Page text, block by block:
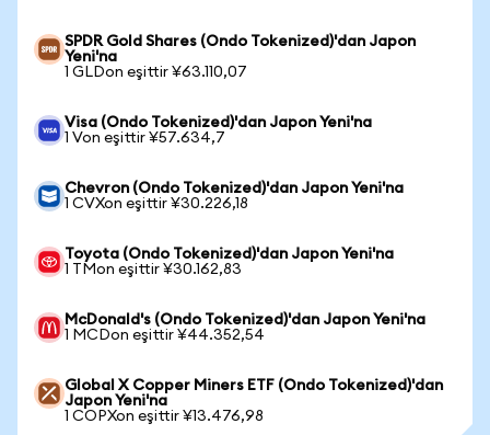
SPDR Gold Shares (Ondo Tokenized)'dan Japon
Yeni'na
1 GLDon eşittir ¥63.110,07
Visa (Ondo Tokenized)'dan Japon Yeni'na
1 Von eşittir ¥57.634,7
Chevron (Ondo Tokenized)'dan Japon Yeni'na
1 CVXon eşittir ¥30.226,18
Toyota (Ondo Tokenized)'dan Japon Yeni'na
1 TMon eşittir ¥30.162,83
McDonald's (Ondo Tokenized)'dan Japon Yeni'na
1 MCDon eşittir ¥44.352,54
Global X Copper Miners ETF (Ondo Tokenized)'dan
Japon Yeni'na
1 COPXon eşittir ¥13.476,98